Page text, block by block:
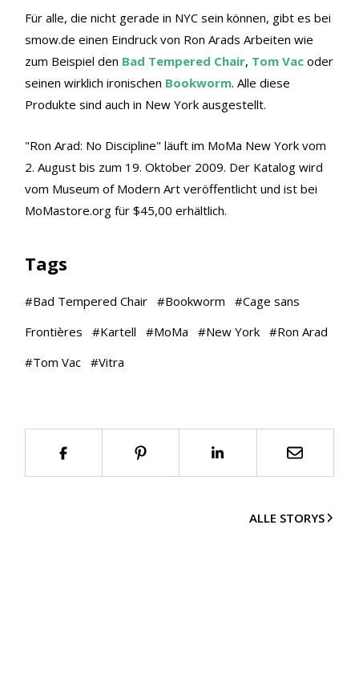
Für alle, die nicht gerade in NYC sein können, gibt es bei
smow.de einen Eindruck von Ron Arads Arbeiten wie
zum Beispiel den Bad Tempered Chair, Tom Vac oder
seinen wirklich ironischen Bookworm. Alle diese
Produkte sind auch in New York ausgestellt.
"Ron Arad: No Discipline" läuft im MoMa New York vom
2. August bis zum 19. Oktober 2009. Der Katalog wird
vom Museum of Modern Art veröffentlicht und ist bei
MoMastore.org für $45,00 erhältlich.
Tags
#Bad Tempered Chair #Bookworm #Cage sans
Frontières
#Kartell #MoMa #New York #Ron Arad
#Tom Vac #Vitra
ALLE STORYS